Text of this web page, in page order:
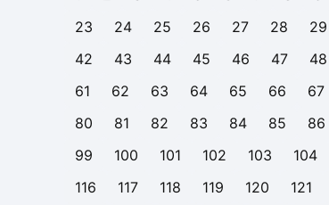
23
24 25 26 27 28 29
42
43 44 45 46 47 48
61
62 63 64 65 66 67
80
81 82 83 84 85 86
99
100 101 102 103 104
116
117 118 119 120 121